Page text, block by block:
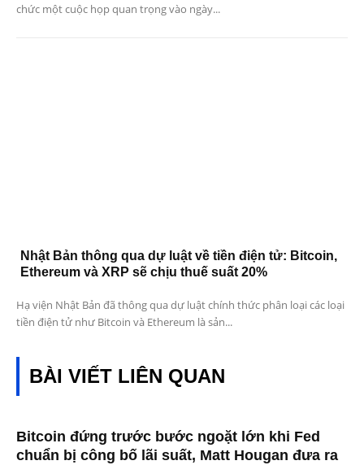
chức một cuộc họp quan trọng vào ngày...
Nhật Bản thông qua dự luật về tiền điện tử: Bitcoin,
Ethereum và XRP sẽ chịu thuế suất 20%
Hạ viện Nhật Bản đã thông qua dự luật chính thức phân loại các loại
tiền điện tử như Bitcoin và Ethereum là sản...
BÀI VIẾT LIÊN QUAN
Bitcoin đứng trước bước ngoặt lớn khi Fed
chuẩn bị công bố lãi suất, Matt Hougan đưa ra